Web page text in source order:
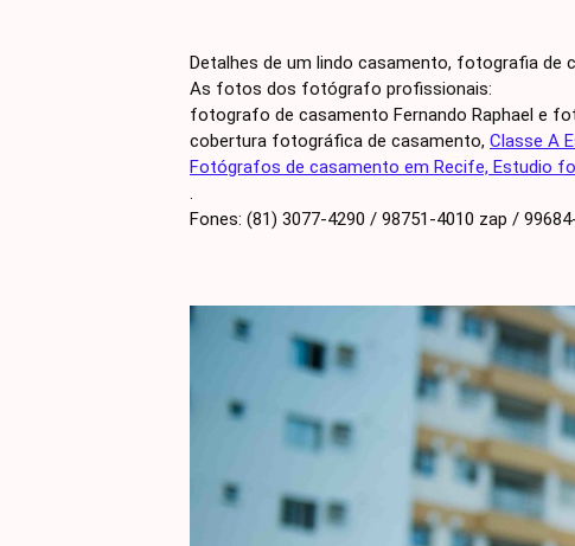
Detalhes de um lindo casamento, fotografia de
As fotos dos fotógrafo profissionais:
fotografo de casamento Fernando Raphael e
cobertura fotográfica de casamento, Classe A
Fotógrafos de casamento em Recife, Estudio
.
Fones: (81) 3077-4290 / 98751-4010 zap /